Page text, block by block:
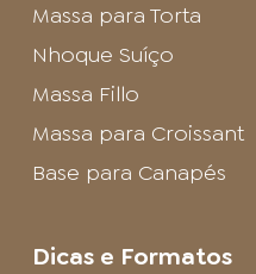
Massa para Torta
Nhoque Suíço
Massa Fillo
Massa para Croissant
Base para Canapés
Dicas e Formatos